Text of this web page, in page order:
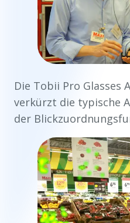
Die Tobii Pro Glasses
verkürzt die typische
der